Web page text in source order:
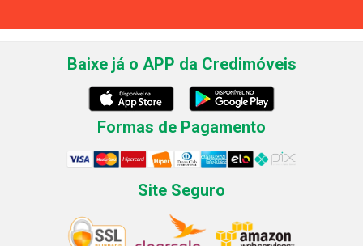
Baixe já o APP da Credimóveis
Formas de Pagamento
Site Seguro